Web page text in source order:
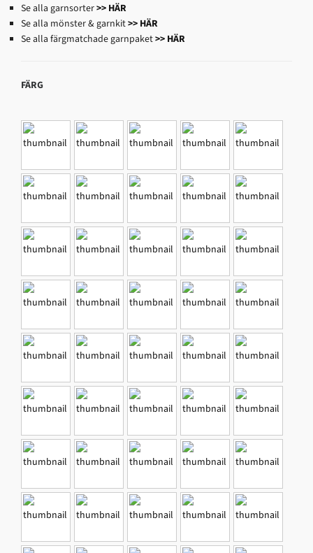
Se alla garnsorter>> HÄR
Se alla mönster & garnkit>> HÄR
Se alla färgmatchade garnpaket>> HÄR
FÄRG